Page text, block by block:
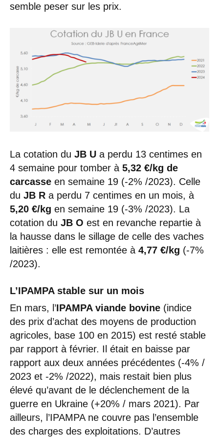
semble peser sur les prix.
La cotation du JB U a perdu 13 centimes en
4 semaine pour tomber à 5,32 €/kg de
carcasse en semaine 19 (-2% /2023). Celle
du JB R a perdu 7 centimes en un mois, à
5,20 €/kg en semaine 19 (-3% /2023). La
cotation du JB O est en revanche repartie à
la hausse dans le sillage de celle des vaches
laitières : elle est remontée à 4,77 €/kg (-7%
/2023).
L’IPAMPA stable sur un mois
En mars, l’IPAMPA viande bovine (indice
des prix d’achat des moyens de production
agricoles, base 100 en 2015) est resté stable
par rapport à février. Il était en baisse par
rapport aux deux années précédentes (-4% /
2023 et -2% /2022), mais restait bien plus
élevé qu’avant de le déclenchement de la
guerre en Ukraine (+20% / mars 2021). Par
ailleurs, l’IPAMPA ne couvre pas l’ensemble
des charges des exploitations. D’autres